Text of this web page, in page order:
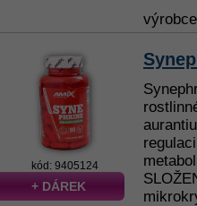
kód: 9405124
+ DÁREK